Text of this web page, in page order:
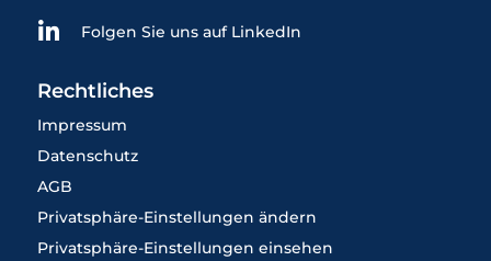
 Folgen Sie uns auf LinkedIn
Rechtliches
Impressum
Datenschutz
AGB
Privatsphäre-Einstellungen ändern
Privatsphäre-Einstellungen einsehen